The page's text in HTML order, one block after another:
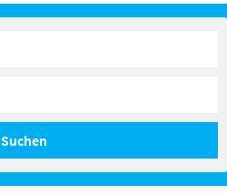
Suchen